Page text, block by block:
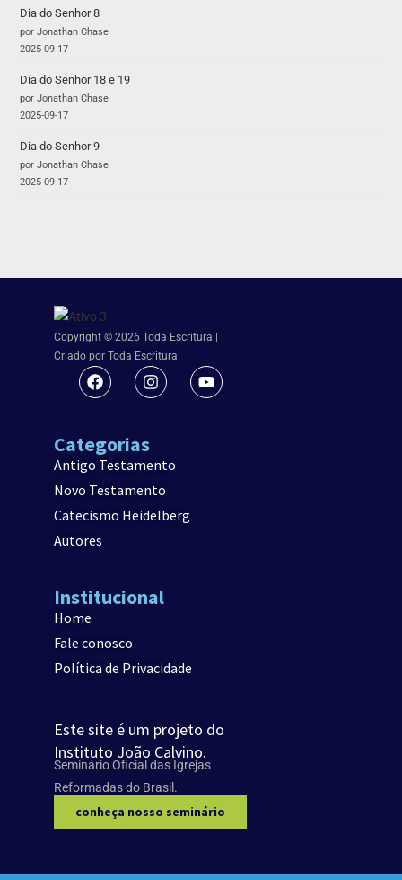
Dia do Senhor 8
por Jonathan Chase
2025-09-17
Dia do Senhor 18 e 19
por Jonathan Chase
2025-09-17
Dia do Senhor 9
por Jonathan Chase
2025-09-17
Copyright © 2026 Toda Escritura |
Criado por Toda Escritura
Categorias
Antigo Testamento
Novo Testamento
Catecismo Heidelberg
Autores
Institucional
Home
Fale conosco
Política de Privacidade
Este site é um projeto do
Instituto João Calvino.
Seminário Oficial das Igrejas
Reformadas do Brasil.
conheça nosso seminário